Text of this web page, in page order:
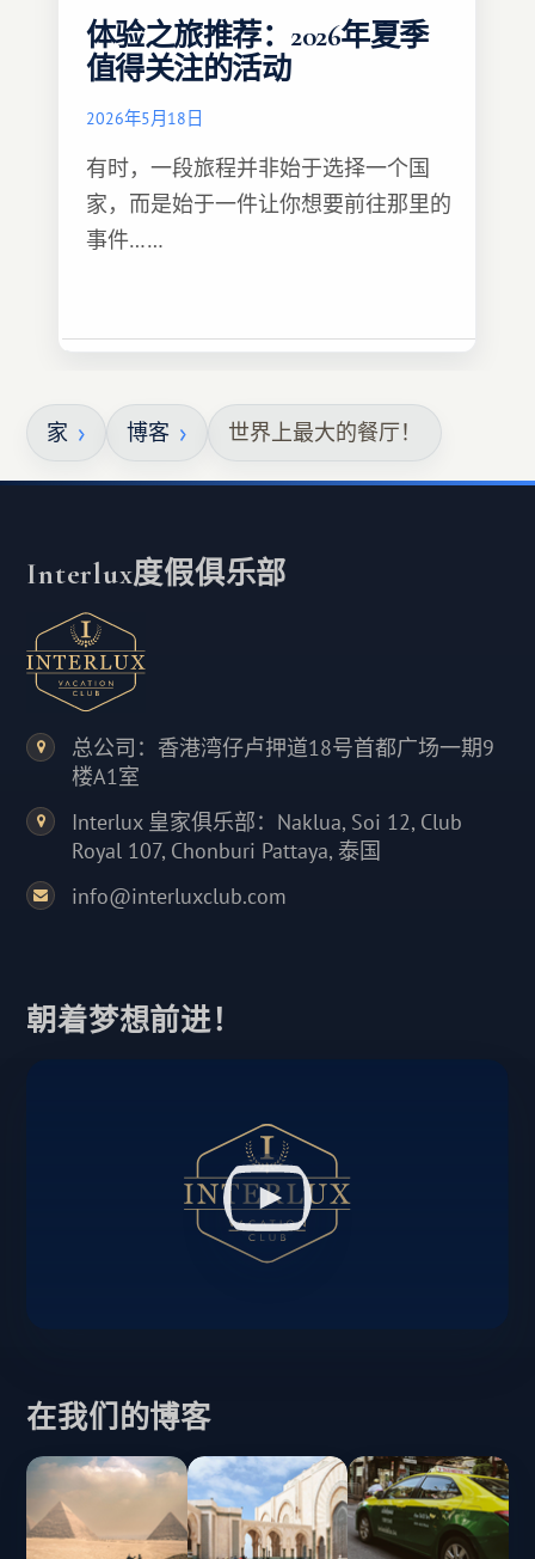
体验之旅推荐：2026年夏季
值得关注的活动
2026年5月18日
有时，一段旅程并非始于选择一个国
家，而是始于一件让你想要前往那里的
事件……
家 博客 世界上最大的餐厅！
Interlux度假俱乐部
总公司：香港湾仔卢押道18号首都广场一期9
楼A1室
Interlux 皇家俱乐部：Naklua, Soi 12, Club
Royal 107, Chonburi Pattaya, 泰国
info@interluxclub.com
朝着梦想前进！
在我们的博客